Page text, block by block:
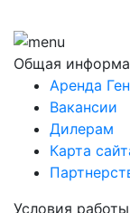
Общая
Аренда
Вакансии
Дилерам
Карта
Условия работы